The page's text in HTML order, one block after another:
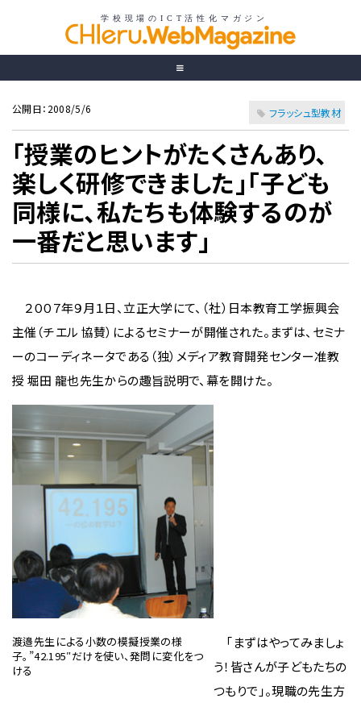
公開日：2008/5/6 フラッシュ型教材
「授業のヒントがたくさんあり、
楽しく研修できました」「子ども
同様に、私たちも体験するのが
一番だと思います」
２００７年９月１日、立正大学にて、（社）日本教育工学振興会
主催（チエル 協賛）によるセミナーが開催された。まずは、セミナ
ーのコーディネータである（独）メディア教育開発センター准教
授 堀田 龍也先生からの趣旨説明で、幕を開けた。
渡邉先生による小数の模擬授業の様
子。”42.195″だけを使い、発問に変化をつ
ける
「まずはやってみましょ
う！皆さんが子どもたちの
つもりで」。現職の先生方